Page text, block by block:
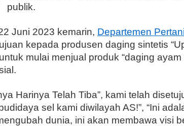
publik.
Juni 2023 kemarin, Departemen
kepada produsen daging sintetis
mulai menjual produk “daging
Harinya Telah Tiba”, kami telah
sel kami diwilayah AS!”, “Ini
dunia, ini akan membawa visi